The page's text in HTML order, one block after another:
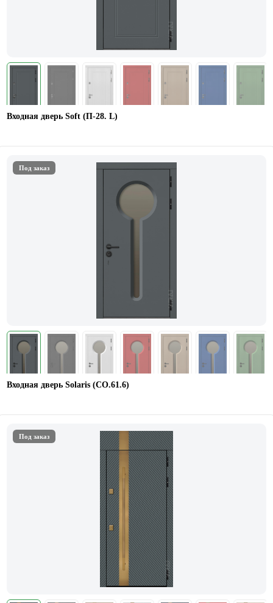
Входная дверь Soft (П-28. L)
Под заказ
Входная дверь Solaris (СО.61.6)
Под заказ